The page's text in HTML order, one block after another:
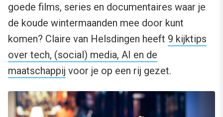
goede films, series en documentaires waar je
de koude wintermaanden mee door kunt
komen? Claire van Helsdingen heeft 9 kijktips
over tech, (social) media, AI en de
maatschappij voor je op een rij gezet.